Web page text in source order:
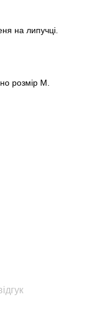
на липучці.
розмір М.